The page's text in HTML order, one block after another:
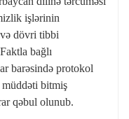
işlərinin
dövri tibbi
bağlı
barəsində protokol
bitmiş
qəbul olunub.